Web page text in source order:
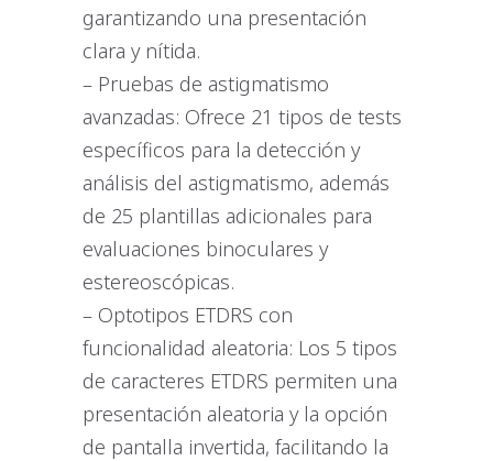
garantizando una presentación
clara y nítida.
– Pruebas de astigmatismo
avanzadas: Ofrece 21 tipos de tests
específicos para la detección y
análisis del astigmatismo, además
de 25 plantillas adicionales para
evaluaciones binoculares y
estereoscópicas.
– Optotipos ETDRS con
funcionalidad aleatoria: Los 5 tipos
de caracteres ETDRS permiten una
presentación aleatoria y la opción
de pantalla invertida, facilitando la